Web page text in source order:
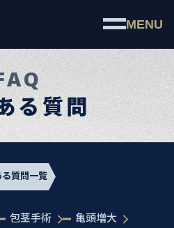
MENU
る質問
る質問一覧
包茎手術
亀頭増大